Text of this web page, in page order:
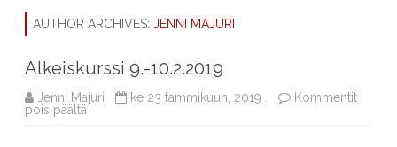
AUTHOR ARCHIVES: JENNI MAJURI
Alkeiskurssi 9.-10.2.2019
Jenni Majuri ke 23 tammikuun, 2019 .
Kommentit
pois päältäartikkelissa